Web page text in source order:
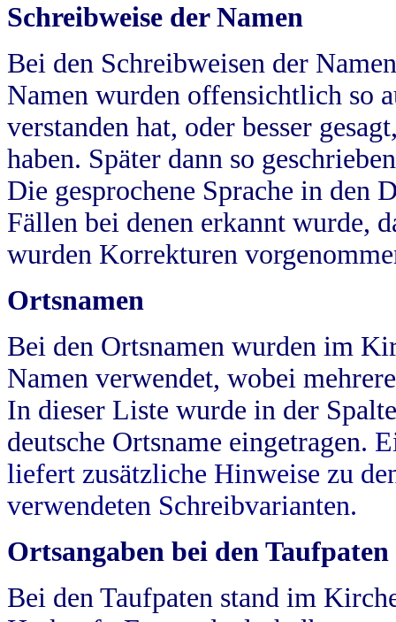
Schreibweise der Namen
Bei den Schreibweisen der
Namen wurden offensichtlich so
verstanden hat, oder besser
haben. Später dann so
Die gesprochene Sprache in
Fällen bei denen erkannt wurde,
wurden Korrekturen
Ortsnamen
Bei den Ortsnamen wurden im
Namen verwendet, wobei
In dieser Liste wurde in der
deutsche Ortsname eingetragen.
liefert zusätzliche Hinweise zu
verwendeten Schreibvarianten.
Ortsangaben bei den Taufpaten
Bei den Taufpaten stand im